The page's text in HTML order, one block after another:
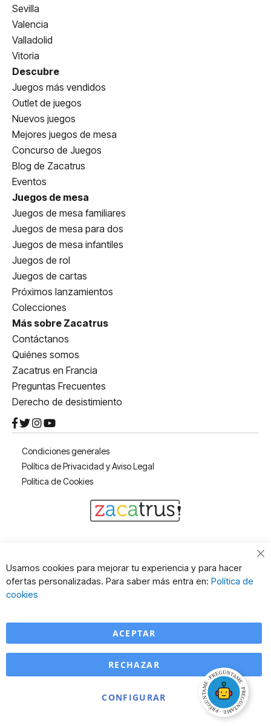
Sevilla
Valencia
Valladolid
Vitoria
Descubre
Juegos más vendidos
Outlet de juegos
Nuevos juegos
Mejores juegos de mesa
Concurso de Juegos
Blog de Zacatrus
Eventos
Juegos de mesa
Juegos de mesa familiares
Juegos de mesa para dos
Juegos de mesa infantiles
Juegos de rol
Juegos de cartas
Próximos lanzamientos
Colecciones
Más sobre Zacatrus
Contáctanos
Quiénes somos
Zacatrus en Francia
Preguntas Frecuentes
Derecho de desistimiento
Condiciones generales
Política de Privacidad y Aviso Legal
Política de Cookies
Usamos cookies para mejorar tu experiencia y para hacer
ofertas personalizadas. Para saber más entra en: Política de
cookies
ACEPTAR
CONFIGURAR
RECHAZAR